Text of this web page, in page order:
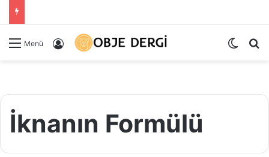
Menü Kayıt Ol Dış
İknanın Formülü